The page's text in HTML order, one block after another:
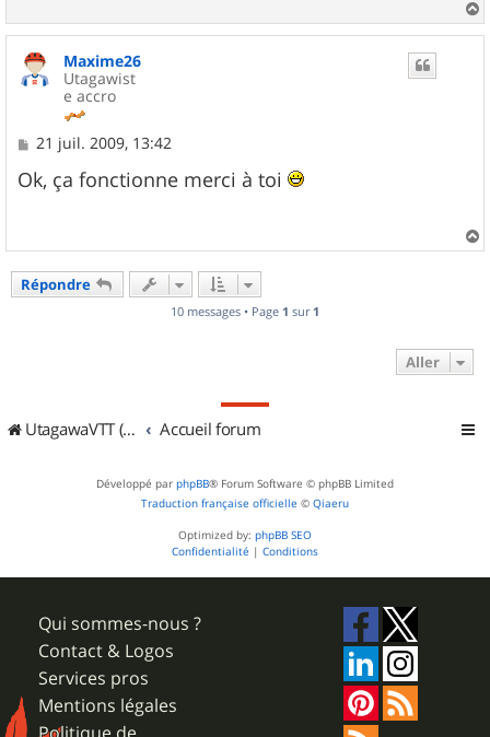
a
Maxime26
Utagawist
e accro
M
s
s
e
21 juil. 2009, 13:42
Ok, ça fonctionne merci à toi
a
Répondre
10 messages • Page 1 sur 1
Aller
UtagawaVTT (Randos VTT et VTTAE avec traces GPS) Accueil forum
Développé par phpBB® Forum Software © phpBB Limited
Traduction française officielle © Qiaeru
Optimized by: phpBB SEO
Confidentialité | Conditions
Qui sommes-nous ?
Contact & Logos
Services pros
Mentions légales